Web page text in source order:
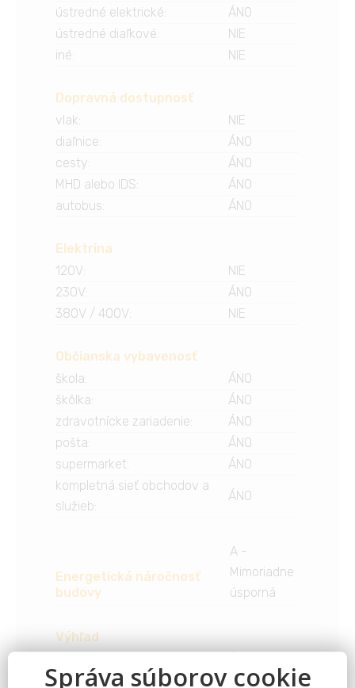
ústredné elektrické:
ÁNO
ústredné diaľkové:
NIE
iné: NIE
Dopravná dostupnosť
vlak:
NIE
diaľnice:
ÁNO
cesty:
ÁNO
MHD alebo IDS:
ÁNO
autobus: ÁNO
Elektrina
120V:
NIE
230V:
ÁNO
380V / 400V: NIE
Občianska vybavenosť
škola:
ÁNO
škôlka:
ÁNO
zdravotnícke zariadenie:
ÁNO
pošta:
ÁNO
supermarket:
ÁNO
kompletná sieť obchodov a
služieb:
ÁNO
Energetická náročnosť
budovy
A -
Mimoriadne
úsporná
Výhľad
na more: NIE